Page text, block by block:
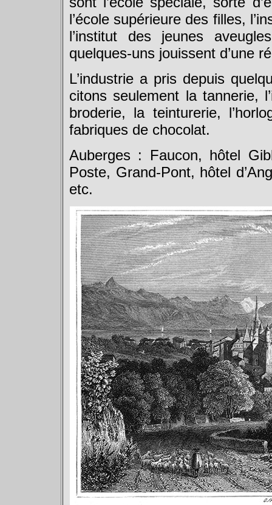
l’école supérieure des filles,
l’institut des jeunes
quelques-uns jouissent d’une
L’industrie a pris depuis
citons seulement la tannerie,
broderie, la teinturerie,
fabriques de chocolat.
Auberges : Faucon, hôtel
Poste, Grand-Pont, hôtel
etc.